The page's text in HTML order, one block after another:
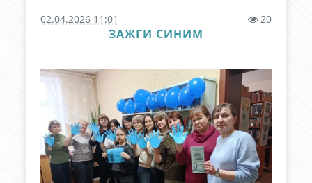
02.04.2026 11:01 20
ЗАЖГИ СИНИМ